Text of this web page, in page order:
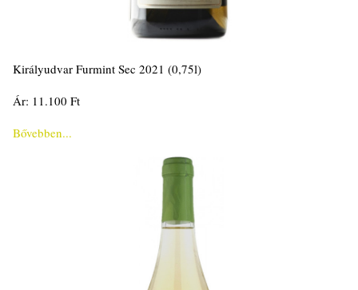
Királyudvar Furmint Sec 2021 (0,75l)
Ár: 11.100 Ft
Bővebben...